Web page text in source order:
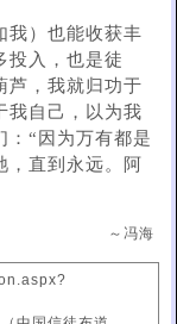
我）也能收获丰
投入，也是徒
芦，我就归功于
我自己，以为我
：“因为万有都是
，直到永远。阿
～冯海